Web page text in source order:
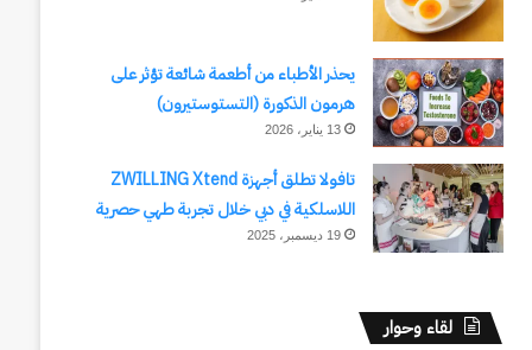
يحذر الأطباء من أطعمة شائعة تؤثر على
هرمون الذكورة (التستوستيرون)
13 يناير، 2026
تافولا تطلق أجهزة ZWILLING Xtend
اللاسلكية في دبي خلال تجربة طهي حصرية
19 ديسمبر، 2025
لقاء وحوار